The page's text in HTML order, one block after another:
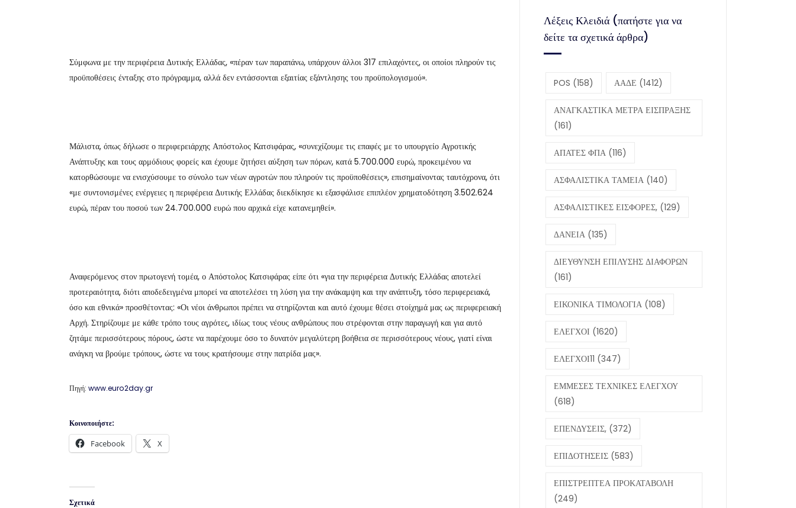
Σύμφωνα με την περιφέρεια Δυτικής Ελλάδας, «πέραν των παραπάνω, υπάρχουν άλλοι 317 επιλαχόντες, οι οποίοι πληρούν τις
προϋποθέσεις ένταξης στο πρόγραμμα, αλλά δεν εντάσσονται εξαιτίας εξάντλησης του προϋπολογισμού».
Μάλιστα, όπως δήλωσε ο περιφερειάρχης Απόστολος Κατσιφάρας, «συνεχίζουμε τις επαφές με το υπουργείο Αγροτικής
Ανάπτυξης και τους αρμόδιους φορείς και έχουμε ζητήσει αύξηση των πόρων, κατά 5.700.000 ευρώ, προκειμένου να
κατορθώσουμε να ενισχύσουμε το σύνολο των νέων αγροτών που πληρούν τις προϋποθέσεις», επισημαίνοντας ταυτόχρονα, ότι
«με συντονισμένες ενέργειες η περιφέρεια Δυτικής Ελλάδας διεκδίκησε κι εξασφάλισε επιπλέον χρηματοδότηση 3.502.624
ευρώ, πέραν του ποσού των 24.700.000 ευρώ που αρχικά είχε κατανεμηθεί».
Αναφερόμενος στον πρωτογενή τομέα, ο Απόστολος Κατσιφάρας είπε ότι «για την περιφέρεια Δυτικής Ελλάδας αποτελεί
προτεραιότητα, διότι αποδεδειγμένα μπορεί να αποτελέσει τη λύση για την ανάκαμψη και την ανάπτυξη, τόσο περιφερειακά,
όσο και εθνικά» προσθέτοντας: «Οι νέοι άνθρωποι πρέπει να στηρίζονται και αυτό έχουμε θέσει στοίχημά μας ως περιφερειακή
Αρχή. Στηρίζουμε με κάθε τρόπο τους αγρότες, ιδίως τους νέους ανθρώπους που στρέφονται στην παραγωγή και για αυτό
ζητάμε περισσότερους πόρους, ώστε να παρέχουμε όσο το δυνατόν μεγαλύτερη βοήθεια σε περισσότερους νέους, γιατί είναι
ανάγκη να βρούμε τρόπους, ώστε να τους κρατήσουμε στην πατρίδα μας».
Πηγή: www.euro2day.gr
Κοινοποιήστε:
Facebook X
Σχετικά
Λέξεις Κλειδιά (πατήστε για να
δείτε τα σχετικά άρθρα)
POS (158) ΑΑΔΕ (1412)
ΑΝΑΓΚΑΣΤΙΚΑ ΜΕΤΡΑ ΕΙΣΠΡΑΞΗΣ
(161)
ΑΠΑΤΕΣ ΦΠΑ (116)
ΑΣΦΑΛΙΣΤΙΚΑ ΤΑΜΕΙΑ (140)
ΑΣΦΑΛΙΣΤΙΚΕΣ ΕΙΣΦΟΡΕΣ, (129)
ΔΑΝΕΙΑ (135)
ΔΙΕΥΘΥΝΣΗ ΕΠΙΛΥΣΗΣ ΔΙΑΦΟΡΩΝ
(161)
ΕΙΚΟΝΙΚΑ ΤΙΜΟΛΟΓΙΑ (108)
ΕΛΕΓΧΟΙ (1620)
ΕΛΕΓΧΟΙ11 (347)
ΕΜΜΕΣΕΣ ΤΕΧΝΙΚΕΣ ΕΛΕΓΧΟΥ
(618)
ΕΠΕΝΔΥΣΕΙΣ, (372)
ΕΠΙΔΟΤΗΣΕΙΣ (583)
ΕΠΙΣΤΡΕΠΤΕΑ ΠΡΟΚΑΤΑΒΟΛΗ
(249)